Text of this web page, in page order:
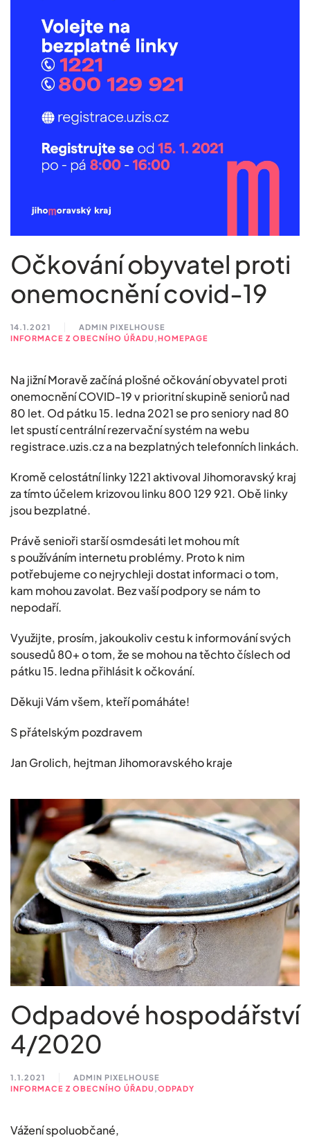
Očkování obyvatel proti
onemocnění covid-19
14.1.2021
ADMIN PIXELHOUSE
INFORMACE Z OBECNÍHO ÚŘADU,HOMEPAGE
Na jižní Moravě začíná plošné očkování obyvatel proti
onemocnění COVID-19 v prioritní skupině seniorů nad
80 let. Od pátku 15. ledna 2021 se pro seniory nad 80
let spustí centrální rezervační systém na webu
registrace.uzis.cz a na bezplatných telefonních linkách.
Kromě celostátní linky 1221 aktivoval Jihomoravský kraj
za tímto účelem krizovou linku 800 129 921. Obě linky
jsou bezplatné.
Právě senioři starší osmdesáti let mohou mít
s používáním internetu problémy. Proto k nim
potřebujeme co nejrychleji dostat informaci o tom,
kam mohou zavolat. Bez vaší podpory se nám to
nepodaří.
Využijte, prosím, jakoukoliv cestu k informování svých
sousedů 80+ o tom, že se mohou na těchto číslech od
pátku 15. ledna přihlásit k očkování.
Děkuji Vám všem, kteří pomáháte!
S přátelským pozdravem
Jan Grolich, hejtman Jihomoravského kraje
Odpadové hospodářství
4/2020
1.1.2021
ADMIN PIXELHOUSE
INFORMACE Z OBECNÍHO ÚŘADU,ODPADY
Vážení spoluobčané,